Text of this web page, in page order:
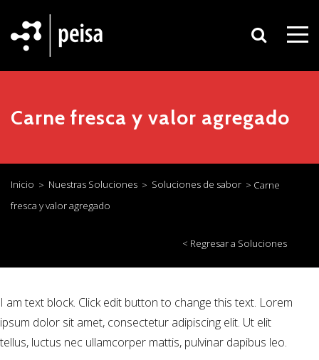
Carne fresca y valor agregado
Inicio > Nuestras Soluciones > Soluciones de sabor > Carne
fresca y valor agregado
< Regresar a Soluciones
I am text block. Click edit button to change this text. Lorem
ipsum dolor sit amet, consectetur adipiscing elit. Ut elit
tellus, luctus nec ullamcorper mattis, pulvinar dapibus leo.